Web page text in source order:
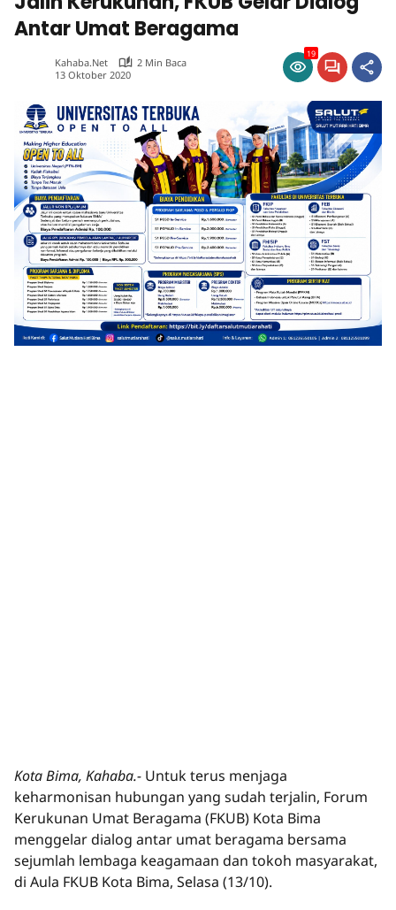
Antar Umat Beragama
Kahaba.net
2 Min Baca
13 Oktober 2020
19
Kota Bima, Kahaba.- Untuk terus menjaga
keharmonisan hubungan yang sudah terjalin, Forum
Kerukunan Umat Beragama (FKUB) Kota Bima
menggelar dialog antar umat beragama bersama
sejumlah lembaga keagamaan dan tokoh masyarakat,
di Aula FKUB Kota Bima, Selasa (13/10).